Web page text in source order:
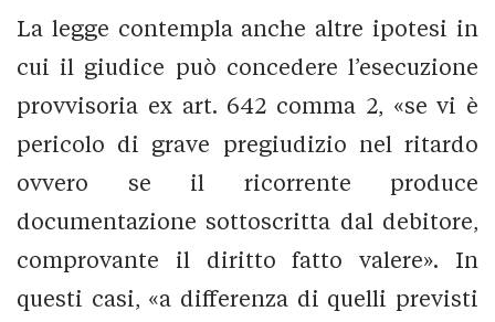
La legge contempla anche altre ipotesi in
cui il giudice può concedere l’esecuzione
provvisoria ex art. 642 comma 2, «se vi è
pericolo di grave pregiudizio nel ritardo
ovvero se il ricorrente produce
documentazione sottoscritta dal debitore,
comprovante il diritto fatto valere». In
questi casi, «a differenza di quelli previsti